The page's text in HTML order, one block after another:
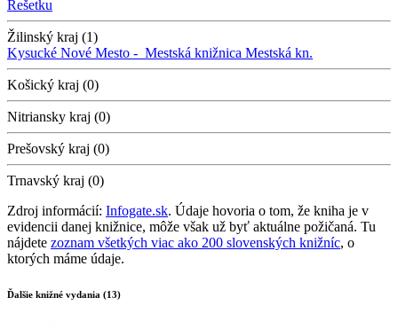
Rešetku
Žilinský kraj (1)
Kysucké Nové Mesto - Mestská knižnica Mestská kn.
Košický kraj (0)
Nitriansky kraj (0)
Prešovský kraj (0)
Trnavský kraj (0)
Zdroj informácií: Infogate.sk. Údaje hovoria o tom, že kniha je v
evidencii danej knižnice, môže však už byť aktuálne požičaná. Tu
nájdete zoznam všetkých viac ako 200 slovenských knižníc, o
ktorých máme údaje.
Ďalšie knižné vydania (13)